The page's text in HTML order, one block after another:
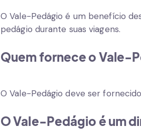
O Vale-Pedágio é um benefício
pedágio durante suas viagens.
Quem fornece o Vale-
O Vale-Pedágio deve ser
O Vale-Pedágio é um